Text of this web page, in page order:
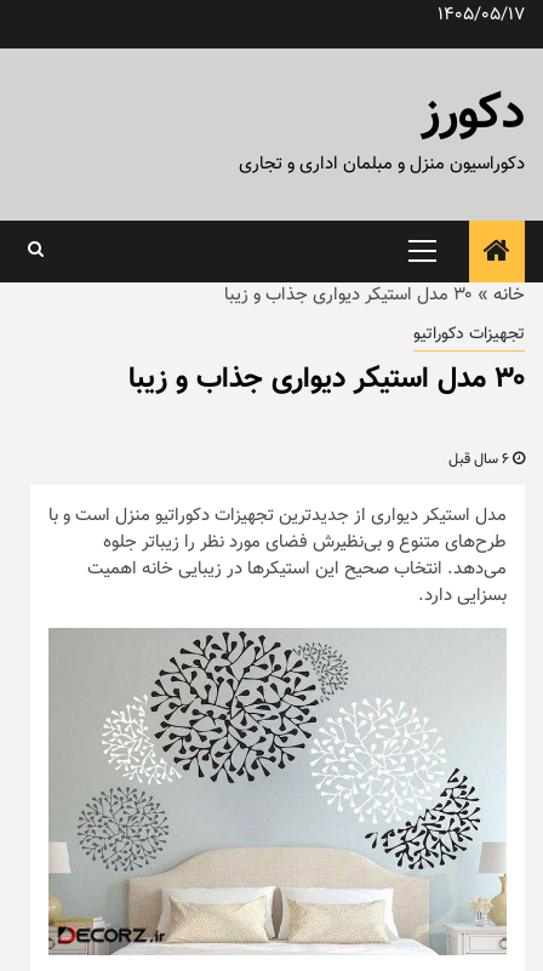
پرش1405/05/17
دکورز
دکوراسیون منزل و مبلمان اداری و تجاری
منوی
اصلی
خانه » ۳۰ مدل استیکر دیواری جذاب و زیبا
تجهیزات دکوراتیو
۳۰ مدل استیکر دیواری جذاب و زیبا
مدل استیکر دیواری از جدیدترین تجهیزات دکوراتیو منزل است و با
طرح‌های متنوع و بی‌نظیرش فضای مورد نظر را زیباتر جلوه
می‌دهد. انتخاب صحیح این استیکرها در زیبایی خانه اهمیت
بسزایی دارد.